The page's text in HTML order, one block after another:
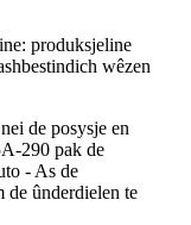
produksjeline
wêzen
de posysje en
290 pak de
- As de
de ûnderdielen te